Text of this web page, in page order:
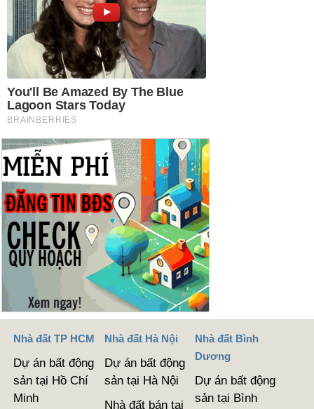
Nhà đất TP HCM
Dự án bất động
sản tại Hồ Chí
Minh
Nhà đất Hà Nội
Dự án bất động
sản tại Hà Nội
Nhà đất bán tại
Nhà đất Bình
Dương
Dự án bất động
sản tại Bình